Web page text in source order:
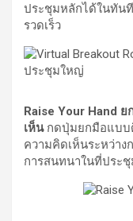
ประชุมหลักได้ในทัน
รวดเร็ว
Raise Your Hand
เห็น กดปุ่มยกมือแบบ
ความคิดเห็นระหว่าง
การสนทนาในที่ประชุ